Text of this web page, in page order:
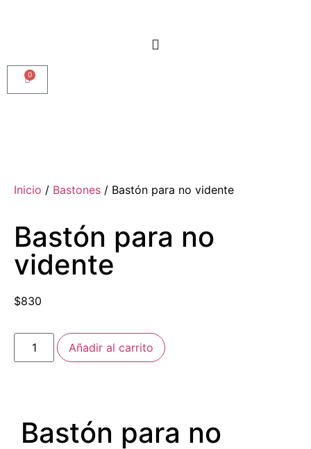
0
Inicio / Bastones / Bastón para no vidente
Bastón para no
vidente
$830
Añadir al carrito
Bastón para no